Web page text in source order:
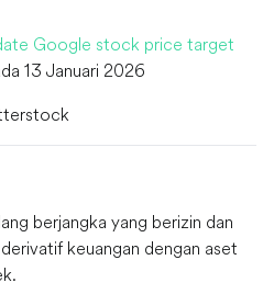
Google stock price target
13 Januari 2026
berjangka yang berizin dan
keuangan dengan aset